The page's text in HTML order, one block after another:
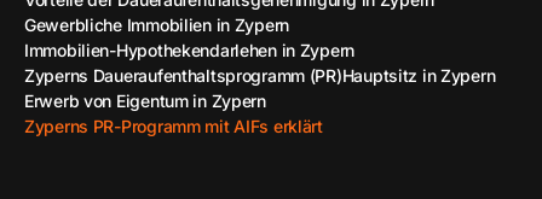
Gewerbliche Immobilien in Zypern
Immobilien-Hypothekendarlehen in Zypern
Zyperns Daueraufenthaltsprogramm (PR)Hauptsitz in Zypern
Erwerb von Eigentum in Zypern
Zyperns PR-Programm mit AIFs erklärt